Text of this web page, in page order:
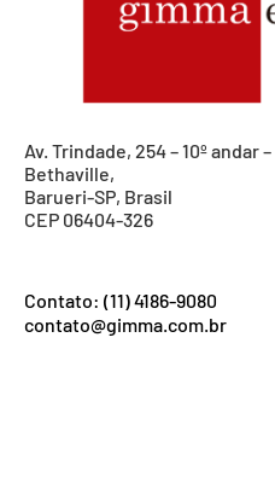
Av. Trindade, 254 – 10º andar –
Bethaville,
Barueri-SP, Brasil
CEP 06404-326
Contato: (11) 4186-9080
contato@gimma.com.br